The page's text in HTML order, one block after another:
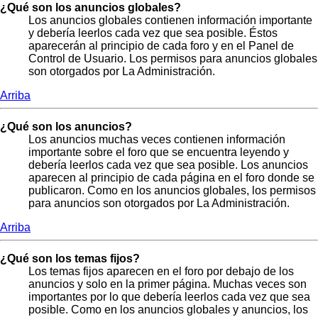
¿Qué son los anuncios globales?
Los anuncios globales contienen información importante
y debería leerlos cada vez que sea posible. Éstos
aparecerán al principio de cada foro y en el Panel de
Control de Usuario. Los permisos para anuncios globales
son otorgados por La Administración.
Arriba
¿Qué son los anuncios?
Los anuncios muchas veces contienen información
importante sobre el foro que se encuentra leyendo y
debería leerlos cada vez que sea posible. Los anuncios
aparecen al principio de cada página en el foro donde se
publicaron. Como en los anuncios globales, los permisos
para anuncios son otorgados por La Administración.
Arriba
¿Qué son los temas fijos?
Los temas fijos aparecen en el foro por debajo de los
anuncios y solo en la primer página. Muchas veces son
importantes por lo que debería leerlos cada vez que sea
posible. Como en los anuncios globales y anuncios, los